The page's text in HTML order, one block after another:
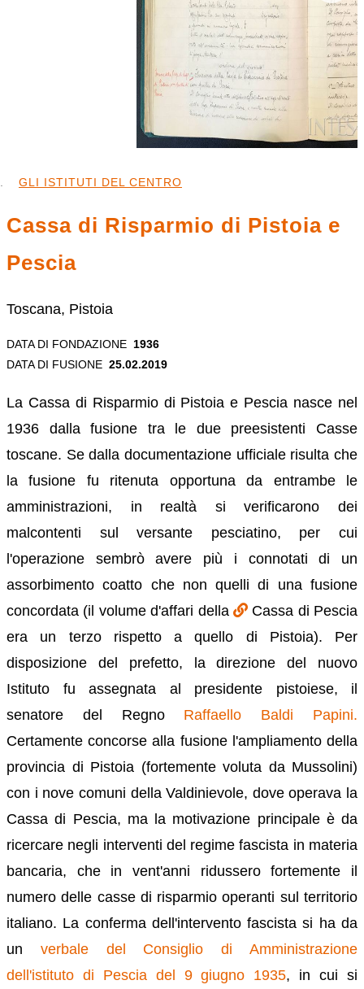
GLI ISTITUTI DEL CENTRO
Cassa di Risparmio di Pistoia e
Pescia
Toscana, Pistoia
DATA DI FONDAZIONE 1936
DATA DI FUSIONE 25.02.2019
La Cassa di Risparmio di Pistoia e Pescia nasce nel
1936 dalla fusione tra le due preesistenti Casse
toscane. Se dalla documentazione ufficiale risulta che
la fusione fu ritenuta opportuna da entrambe le
amministrazioni, in realtà si verificarono dei
malcontenti sul versante pesciatino, per cui
l'operazione sembrò avere più i connotati di un
assorbimento coatto che non quelli di una fusione
concordata (il volume d'affari della
Cassa di Pescia
era un terzo rispetto a quello di Pistoia). Per
disposizione del prefetto, la direzione del nuovo
Istituto fu assegnata al presidente pistoiese, il
senatore del Regno Raffaello Baldi Papini.
Certamente concorse alla fusione l'ampliamento della
provincia di Pistoia (fortemente voluta da Mussolini)
con i nove comuni della Valdinievole, dove operava la
Cassa di Pescia, ma la motivazione principale è da
ricercare negli interventi del regime fascista in materia
bancaria, che in vent'anni ridussero fortemente il
numero delle casse di risparmio operanti sul territorio
italiano. La conferma dell'intervento fascista si ha da
un verbale del Consiglio di Amministrazione
dell'istituto di Pescia del 9 giugno 1935, in cui si